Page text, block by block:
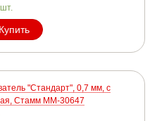
Купить
"Стандарт", 0,7 мм, с
Стамм ММ-30647